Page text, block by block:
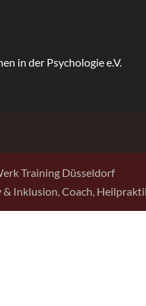
Training Düsseldorf
Inklusion, Coach,